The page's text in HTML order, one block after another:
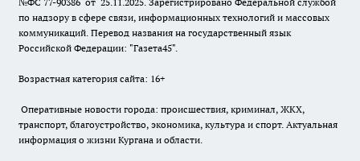
по надзору в сфере связи, информационных технологий и массовых
коммуникаций. Перевод названия на государственный язык
Российской Федерации: "Газета45".
Возрастная категория сайта: 16+
Оперативные новости города: происшествия, криминал, ЖКХ,
транспорт, благоустройство, экономика, культура и спорт. Актуальная
информация о жизни Кургана и области.